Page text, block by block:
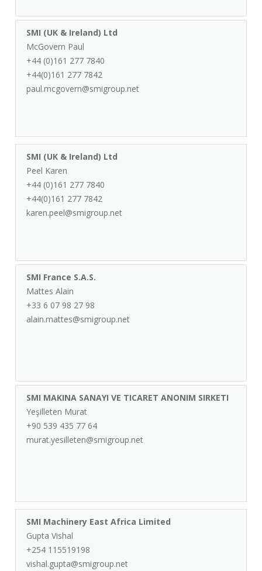
SMI (UK & Ireland) Ltd
McGovern Paul
+44 (0)161 277 7840
+44(0)161 277 7842
paul.mcgovern@smigroup.net
SMI (UK & Ireland) Ltd
Peel Karen
+44 (0)161 277 7840
+44(0)161 277 7842
karen.peel@smigroup.net
SMI France S.A.S.
Mattes Alain
+33 6 07 98 27 98
alain.mattes@smigroup.net
SMI MAKINA SANAYI VE TICARET ANONIM SIRKETI
Yeşilleten Murat
+90 539 435 77 64
murat.yesilleten@smigroup.net
SMI Machinery East Africa Limited
Gupta Vishal
+254 115519198
vishal.gupta@smigroup.net